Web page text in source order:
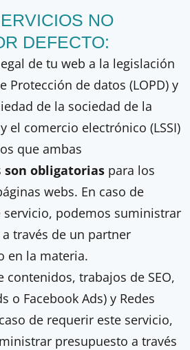
NO
DEFECTO:
de tu web a la legislación
Protección de datos (LOPD) y
de la sociedad de la
el comercio electrónico (LSSI)
que ambas
son obligatoriaspara los
webs. En caso de
servicio, podemos suministrar
través de un partner
en la materia.
contenidos, trabajos de SEO,
o Facebook Ads) y Redes
de requerir este servicio,
presupuesto a través